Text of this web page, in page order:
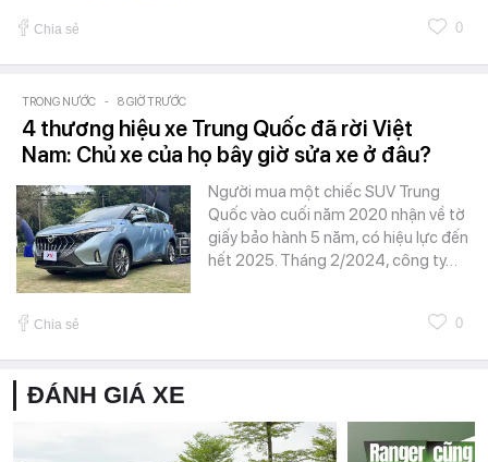
Chia sẻ 0
TRONG NƯỚC - 8 GIỜ TRƯỚC
4 thương hiệu xe Trung Quốc đã rời Việt
Nam: Chủ xe của họ bây giờ sửa xe ở đâu?
Người mua một chiếc SUV Trung
Quốc vào cuối năm 2020 nhận về tờ
giấy bảo hành 5 năm, có hiệu lực đến
hết 2025. Tháng 2/2024, công ty…
Chia sẻ 0
ĐÁNH GIÁ XE